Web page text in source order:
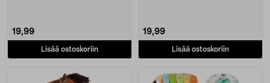
19,99
Lisää ostoskoriin
19,99
Lisää ostoskoriin